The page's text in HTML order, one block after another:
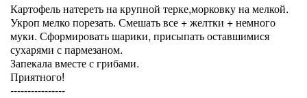
Картофель натереть на крупной терке,морковку на мелкой.
Укроп мелко порезать. Смешать все + желтки + немного
муки. Сформировать шарики, присыпать оставшимися
сухарями с пармезаном.
Запекала вместе с грибами.
Приятного!
----------------